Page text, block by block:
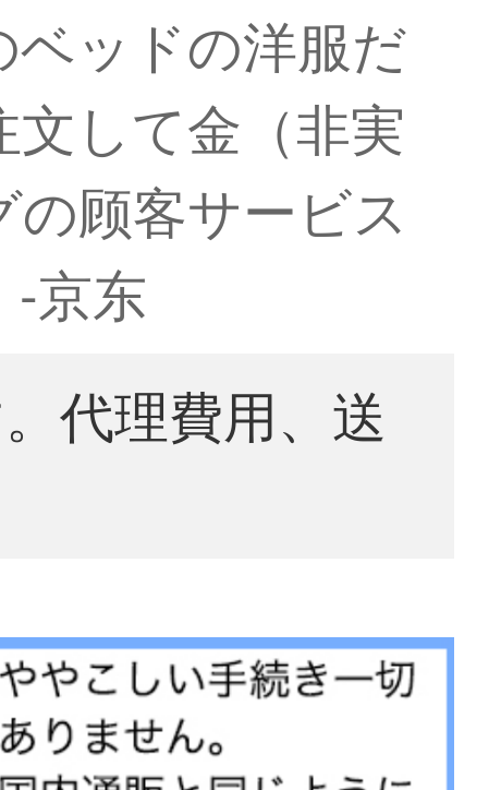
ッドの洋服だ
して金（非実
顾客サービス
-京东
代理費用、送